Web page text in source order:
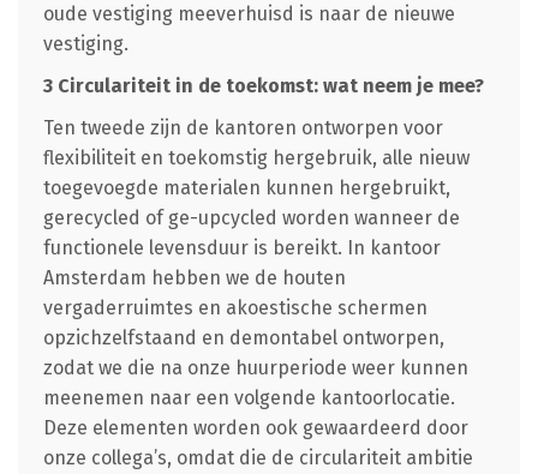
oude vestiging meeverhuisd is naar de nieuwe
vestiging.
3 Circulariteit in de toekomst: wat neem je mee?
Ten tweede zijn de kantoren ontworpen voor
flexibiliteit en toekomstig hergebruik, alle nieuw
toegevoegde materialen kunnen hergebruikt,
gerecycled of ge-upcycled worden wanneer de
functionele levensduur is bereikt. In kantoor
Amsterdam hebben we de houten
vergaderruimtes en akoestische schermen
opzichzelfstaand en demontabel ontworpen,
zodat we die na onze huurperiode weer kunnen
meenemen naar een volgende kantoorlocatie.
Deze elementen worden ook gewaardeerd door
onze collega’s, omdat die de circulariteit ambitie